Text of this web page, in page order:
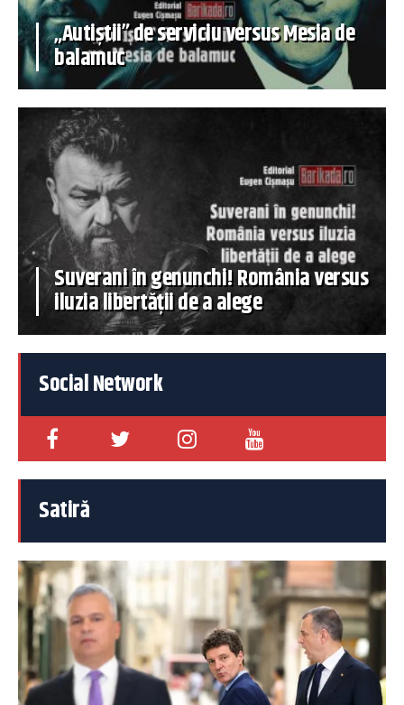
„Autiștii” de serviciu versus Mesia de
balamuc
Suverani în genunchi! România versus
iluzia libertății de a alege
Social Network
Satiră